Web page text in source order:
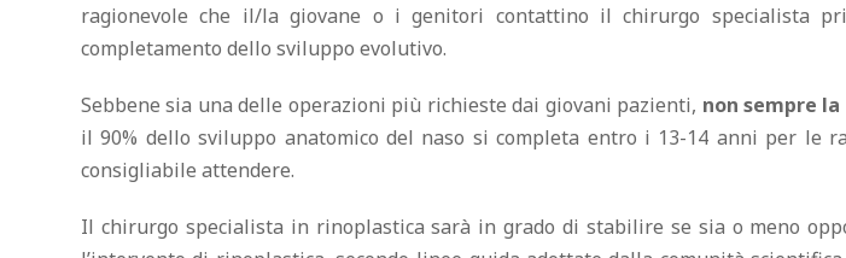
ragionevole che il/la giovane o i genitori contattino il chirurgo specialista
completamento dello sviluppo evolutivo.
Sebbene sia una delle operazioni più richieste dai giovani pazienti, non sempre
il 90% dello sviluppo anatomico del naso si completa entro i 13-14 anni per le
consigliabile attendere.
Il chirurgo specialista in rinoplastica sarà in grado di stabilire se sia o meno